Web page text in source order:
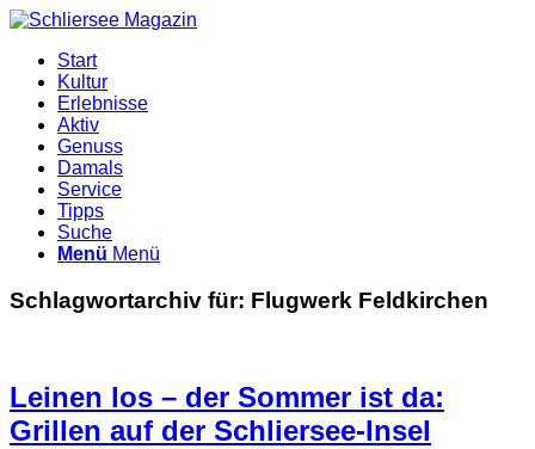
Start
Kultur
Erlebnisse
Aktiv
Genuss
Damals
Service
Tipps
Suche
Menü Menü
Schlagwortarchiv für: Flugwerk Feldkirchen
Leinen los – der Sommer ist da:
Grillen auf der Schliersee-Insel